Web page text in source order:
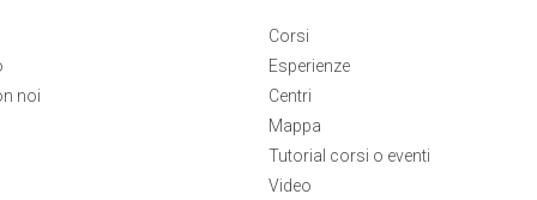
noi
Corsi
Esperienze
Centri
Mappa
Tutorial corsi o eventi
Video